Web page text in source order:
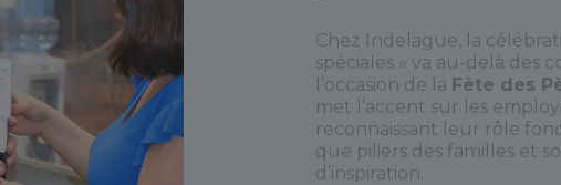
Chez Indelague, la
spéciales » va au-delà des
l’occasion de la Fête des
met l’accent sur les
reconnaissant leur rôle
que piliers des familles et
d’inspiration.